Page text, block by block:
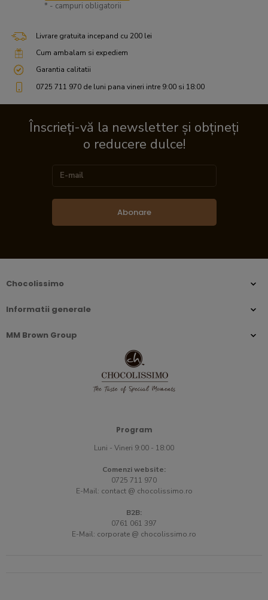
* - campuri obligatorii
Livrare gratuita incepand cu 200 lei
Cum ambalam si expediem
Garantia calitatii
0725 711 970 de luni pana vineri intre 9:00 si 18:00
Înscrieți-vă la newsletter și obțineți
o reducere dulce!
Abonare
Chocolissimo
Informatii generale
MM Brown Group
Program
Luni - Vineri 9:00 - 18:00
Comenzi website:
0725 711 970
E-Mail: contact @ chocolissimo.ro
B2B:
0761 061 397
E-Mail: corporate @ chocolissimo.ro